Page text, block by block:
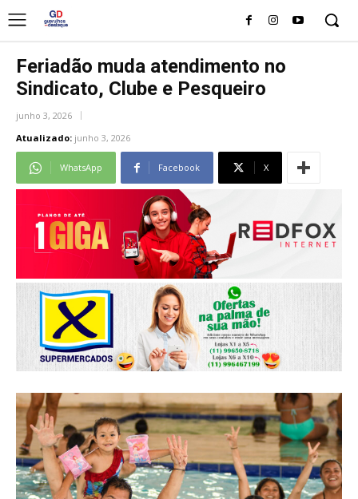
Feriadão muda atendimento no
Sindicato, Clube e Pesqueiro
junho 3, 2026
Atualizado: junho 3, 2026
WhatsApp Facebook X